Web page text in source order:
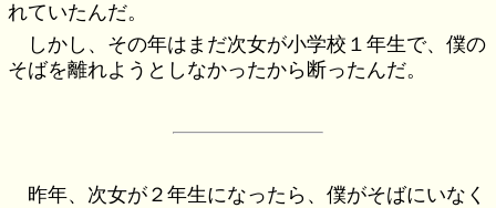
れていたんだ。
しかし、その年はまだ次女が小学校１年生で、僕の
そばを離れようとしなかったから断ったんだ。
昨年、次女が２年生になったら、僕がそばにいなく